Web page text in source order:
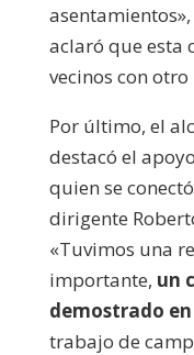
aclaró que esta
vecinos con
Por último, el
destacó el
quien se
dirigente
«Tuvimos una
importante, un
demostrado
trabajo de